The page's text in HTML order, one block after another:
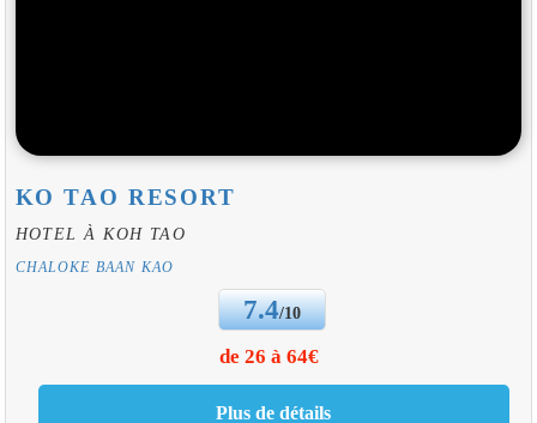
KO TAO RESORT
HOTEL À KOH TAO
CHALOKE BAAN KAO
7.4/10
de 26 à 64€